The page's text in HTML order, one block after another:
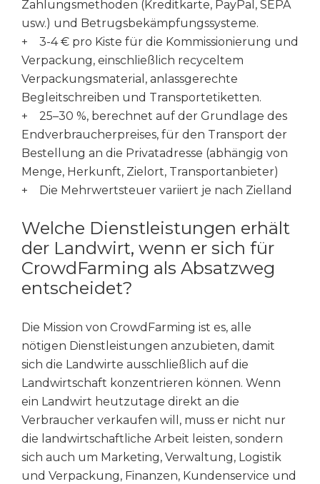
Zahlungsmethoden (Kreditkarte, PayPal, SEPA
usw.) und Betrugsbekämpfungssysteme.
+ 3-4 € pro Kiste für die Kommissionierung und
Verpackung, einschließlich recyceltem
Verpackungsmaterial, anlassgerechte
Begleitschreiben und Transportetiketten.
+ 25–30 %, berechnet auf der Grundlage des
Endverbraucherpreises, für den Transport der
Bestellung an die Privatadresse (abhängig von
Menge, Herkunft, Zielort, Transportanbieter)
+ Die Mehrwertsteuer variiert je nach Zielland
Welche Dienstleistungen erhält
der Landwirt, wenn er sich für
CrowdFarming als Absatzweg
entscheidet?
Die Mission von CrowdFarming ist es, alle
nötigen Dienstleistungen anzubieten, damit
sich die Landwirte ausschließlich auf die
Landwirtschaft konzentrieren können. Wenn
ein Landwirt heutzutage direkt an die
Verbraucher verkaufen will, muss er nicht nur
die landwirtschaftliche Arbeit leisten, sondern
sich auch um Marketing, Verwaltung, Logistik
und Verpackung, Finanzen, Kundenservice und